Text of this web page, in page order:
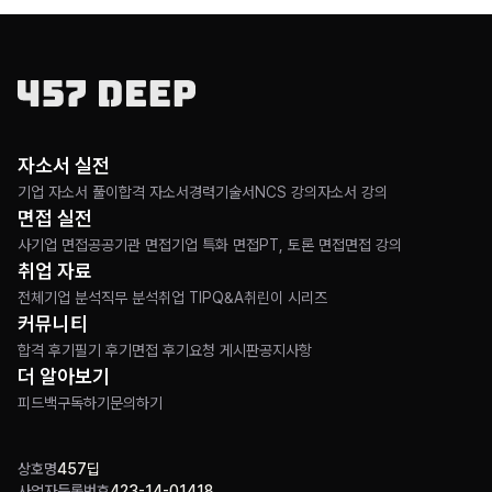
상호명457딥
자소서 실전
기업 자소서 풀이 합격 자소서경력기술서 NCS 강의자소서 강의
면접 실전
사기업 면접공공기관 면접기업 특화 면접PT, 토론 면접면접 강의
취업 자료
전체 기업 분석직무 분석취업 TIPQ&A취린이 시리즈
커뮤니티
합격 후기 필기 후기 면접 후기 요청 게시판공지사항
더 알아보기
피드백구독하기 문의하기